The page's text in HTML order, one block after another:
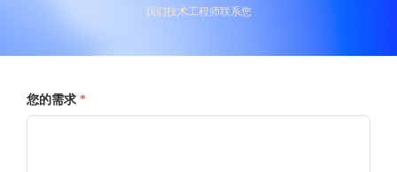
我们技术工程师联系您
您的需求 *